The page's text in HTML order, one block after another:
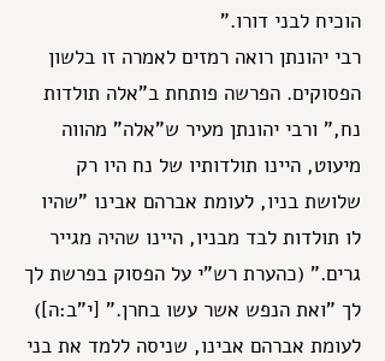
הוכיח לבני דורו."
רבי יהונתן רואה רמזים לאמרה זו בלשון
הפסוקים. הפרשה פותחת ב"אלה תולדות
נח," ורבי יהונתן מעיר ש"אלה" מהווה
מיעוט, היינו תולדותיו של נח היו רק
שלושת בניו, לעומת אברהם אבינו "שהיו
לו תולדות לבד מבניו, היינו שהיה מגייר
גרים." (כהערת רש"י על הפסוק בפרשת לך
לך "ואת הנפש אשר עשו בחרן." [י"ב:ה])
לעומת אברהם אבינו, שניסה ללמד את בני